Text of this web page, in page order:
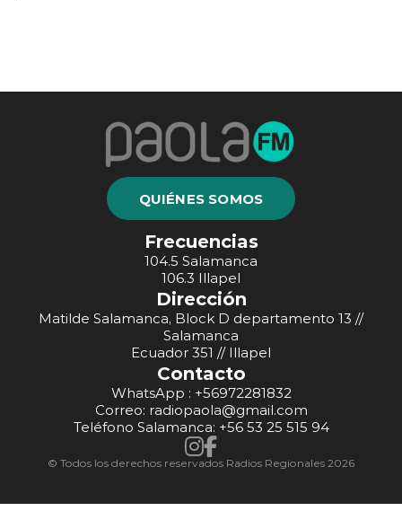
QUIÉNES SOMOS
Frecuencias
104.5 Salamanca
106.3 Illapel
Dirección
Matilde Salamanca, Block D departamento 13 //
Salamanca
Ecuador 351 // Illapel
Contacto
WhatsApp : +56972281832
Correo: radiopaola@gmail.com
Teléfono Salamanca: +56 53 25 515 94
© Todos los derechos reservados Radios Regionales 2026